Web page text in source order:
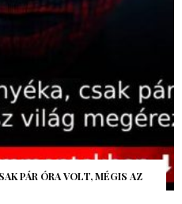
PÁR ÓRA VOLT, MÉGIS AZ